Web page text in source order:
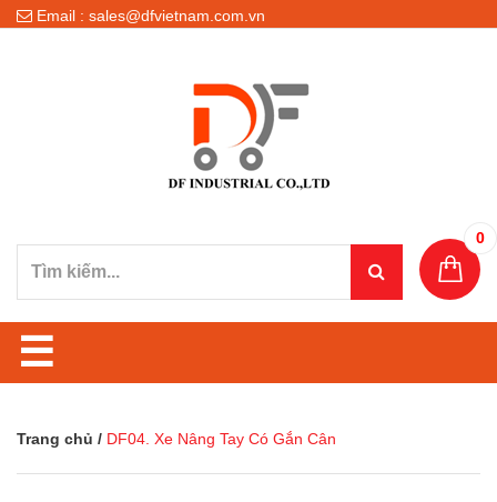
Email : sales@dfvietnam.com.vn
0
☰
Trang chủ / DF04. Xe Nâng Tay Có Gắn Cân